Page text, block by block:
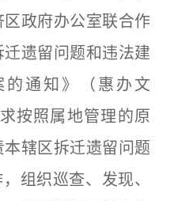
政府办公室联合作
遗留问题和违法建
通知》（惠办文
按照属地管理的原
辖区拆迁遗留问题
组织巡查、发现、